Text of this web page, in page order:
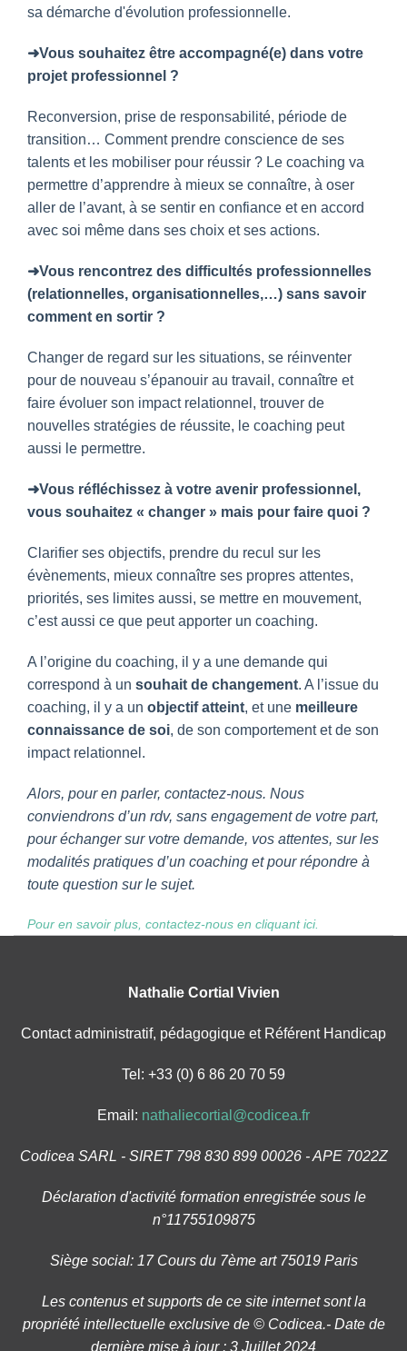
sa démarche d'évolution professionnelle.
➜Vous souhaitez être accompagné(e) dans votre
projet professionnel ?
Reconversion, prise de responsabilité, période de
transition… Comment prendre conscience de ses
talents et les mobiliser pour réussir ? Le coaching va
permettre d’apprendre à mieux se connaître, à oser
aller de l’avant, à se sentir en confiance et en accord
avec soi même dans ses choix et ses actions.
➜Vous rencontrez des difficultés professionnelles
(relationnelles, organisationnelles,…) sans savoir
comment en sortir ?
Changer de regard sur les situations, se réinventer
pour de nouveau s’épanouir au travail, connaître et
faire évoluer son impact relationnel, trouver de
nouvelles stratégies de réussite, le coaching peut
aussi le permettre.
➜Vous réfléchissez à votre avenir professionnel,
vous souhaitez « changer » mais pour faire quoi ?
Clarifier ses objectifs, prendre du recul sur les
évènements, mieux connaître ses propres attentes,
priorités, ses limites aussi, se mettre en mouvement,
c’est aussi ce que peut apporter un coaching.
A l’origine du coaching, il y a une demande qui
correspond à un souhait de changement. A l’issue du
coaching, il y a un objectif atteint, et une meilleure
connaissance de soi, de son comportement et de son
impact relationnel.
Alors, pour en parler, contactez-nous. Nous
conviendrons d’un rdv, sans engagement de votre part,
pour échanger sur votre demande, vos attentes, sur les
modalités pratiques d’un coaching et pour répondre à
toute question sur le sujet.
Pour en savoir plus, contactez-nous en cliquant ici.
Nathalie Cortial Vivien
Contact administratif, pédagogique et Référent Handicap
Tel: +33 (0) 6 86 20 70 59
Email: nathaliecortial@codicea.fr
Codicea SARL - SIRET 798 830 899 00026 - APE 7022Z
Déclaration d'activité formation enregistrée sous le
n°11755109875
Siège social: 17 Cours du 7ème art 75019 Paris
Les contenus et supports de ce site internet sont la
propriété intellectuelle exclusive de © Codicea.- Date de
dernière mise à jour : 3 Juillet 2024